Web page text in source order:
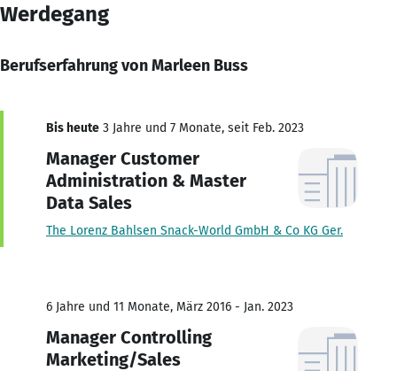
Werdegang
Berufserfahrung von Marleen Buss
Bis heute 3 Jahre und 7 Monate, seit Feb. 2023
Manager Customer
Administration & Master
Data Sales
The Lorenz Bahlsen Snack-World GmbH & Co KG Ger.
6 Jahre und 11 Monate, März 2016 - Jan. 2023
Manager Controlling
Marketing/Sales